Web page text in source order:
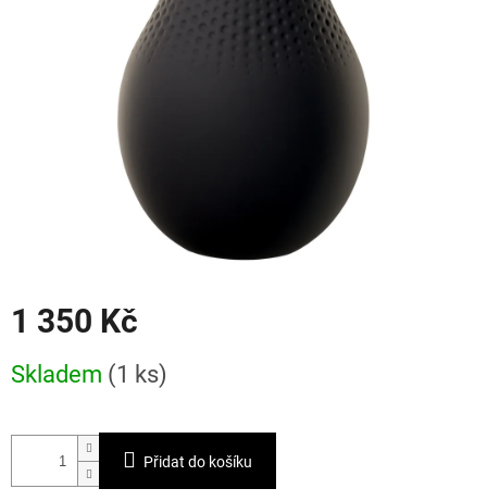
1 350 Kč
cena:
Skladem (1 ks)
Přidat do košíku